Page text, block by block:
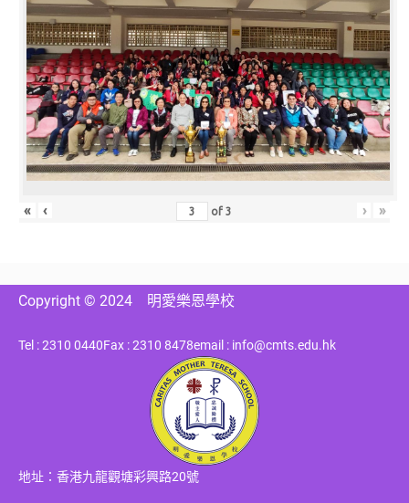
« ‹ of3 › »
Copyright © 2024 明愛樂恩學校
Tel : 2310 0440Fax : 2310 8478email : info@cmts.edu.hk
地址：香港九龍觀塘彩興路20號